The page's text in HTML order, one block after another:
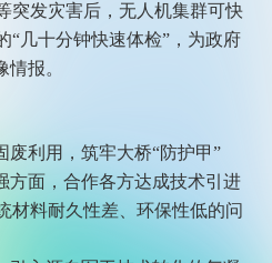
突发灾害后，无人机集群可快
“几十分钟快速体检”，为政府
报。
废利用，筑牢大桥“防护甲”
方面，合作各方达成技术引进
材料耐久性差、环保性低的问